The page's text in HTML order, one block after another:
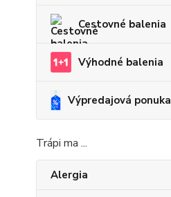
Cestovné balenia
Výhodné balenia
Výpredajová ponuka
Trápi ma ...
Alergia